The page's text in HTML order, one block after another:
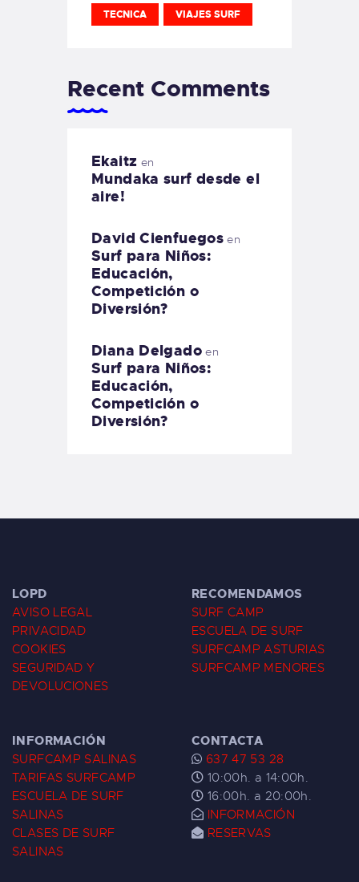
TECNICA VIAJES SURF
Recent Comments
Ekaitz en
Mundaka surf desde el
aire!
David Cienfuegos en
Surf para Niños:
Educación,
Competición o
Diversión?
Diana Delgadoen
Surf para Niños:
Educación,
Competición o
Diversión?
LOPD
AVISO LEGAL
PRIVACIDAD
COOKIES
SEGURIDAD Y
DEVOLUCIONES
RECOMENDAMOS
SURF CAMP
ESCUELA DE SURF
SURFCAMP ASTURIAS
SURFCAMP MENORES
INFORMACIÓN
SURFCAMP SALINAS
TARIFAS SURFCAMP
ESCUELA DE SURF
SALINAS
CLASES DE SURF
SALINAS
CONTACTA
637 47 53 28
10:00h. a 14:00h.
16:00h. a 20:00h.
INFORMACIÓN
RESERVAS